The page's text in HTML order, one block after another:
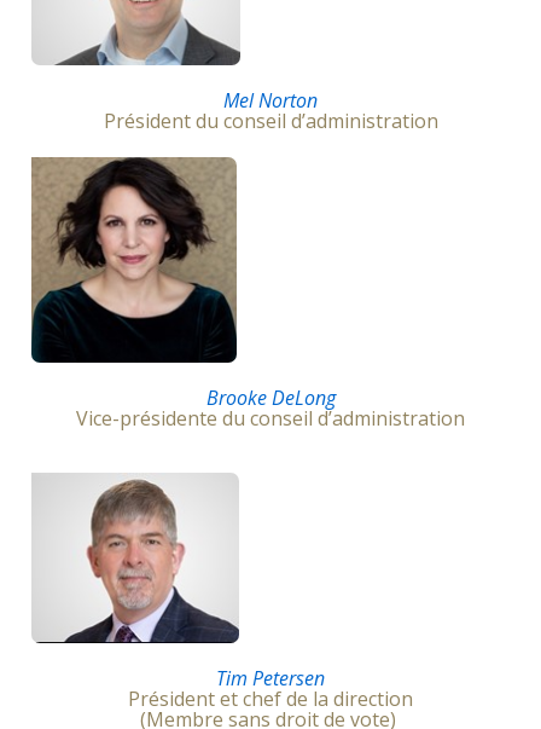
Mel Norton
Président du conseil d’administration
Brooke DeLong
Vice-présidente du conseil d’administration
Tim Petersen
Président et chef de la direction
(Membre sans droit de vote)